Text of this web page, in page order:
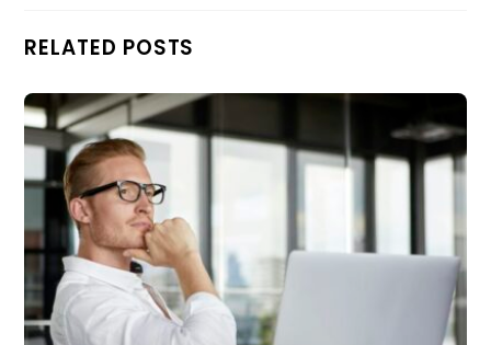
RELATED POSTS